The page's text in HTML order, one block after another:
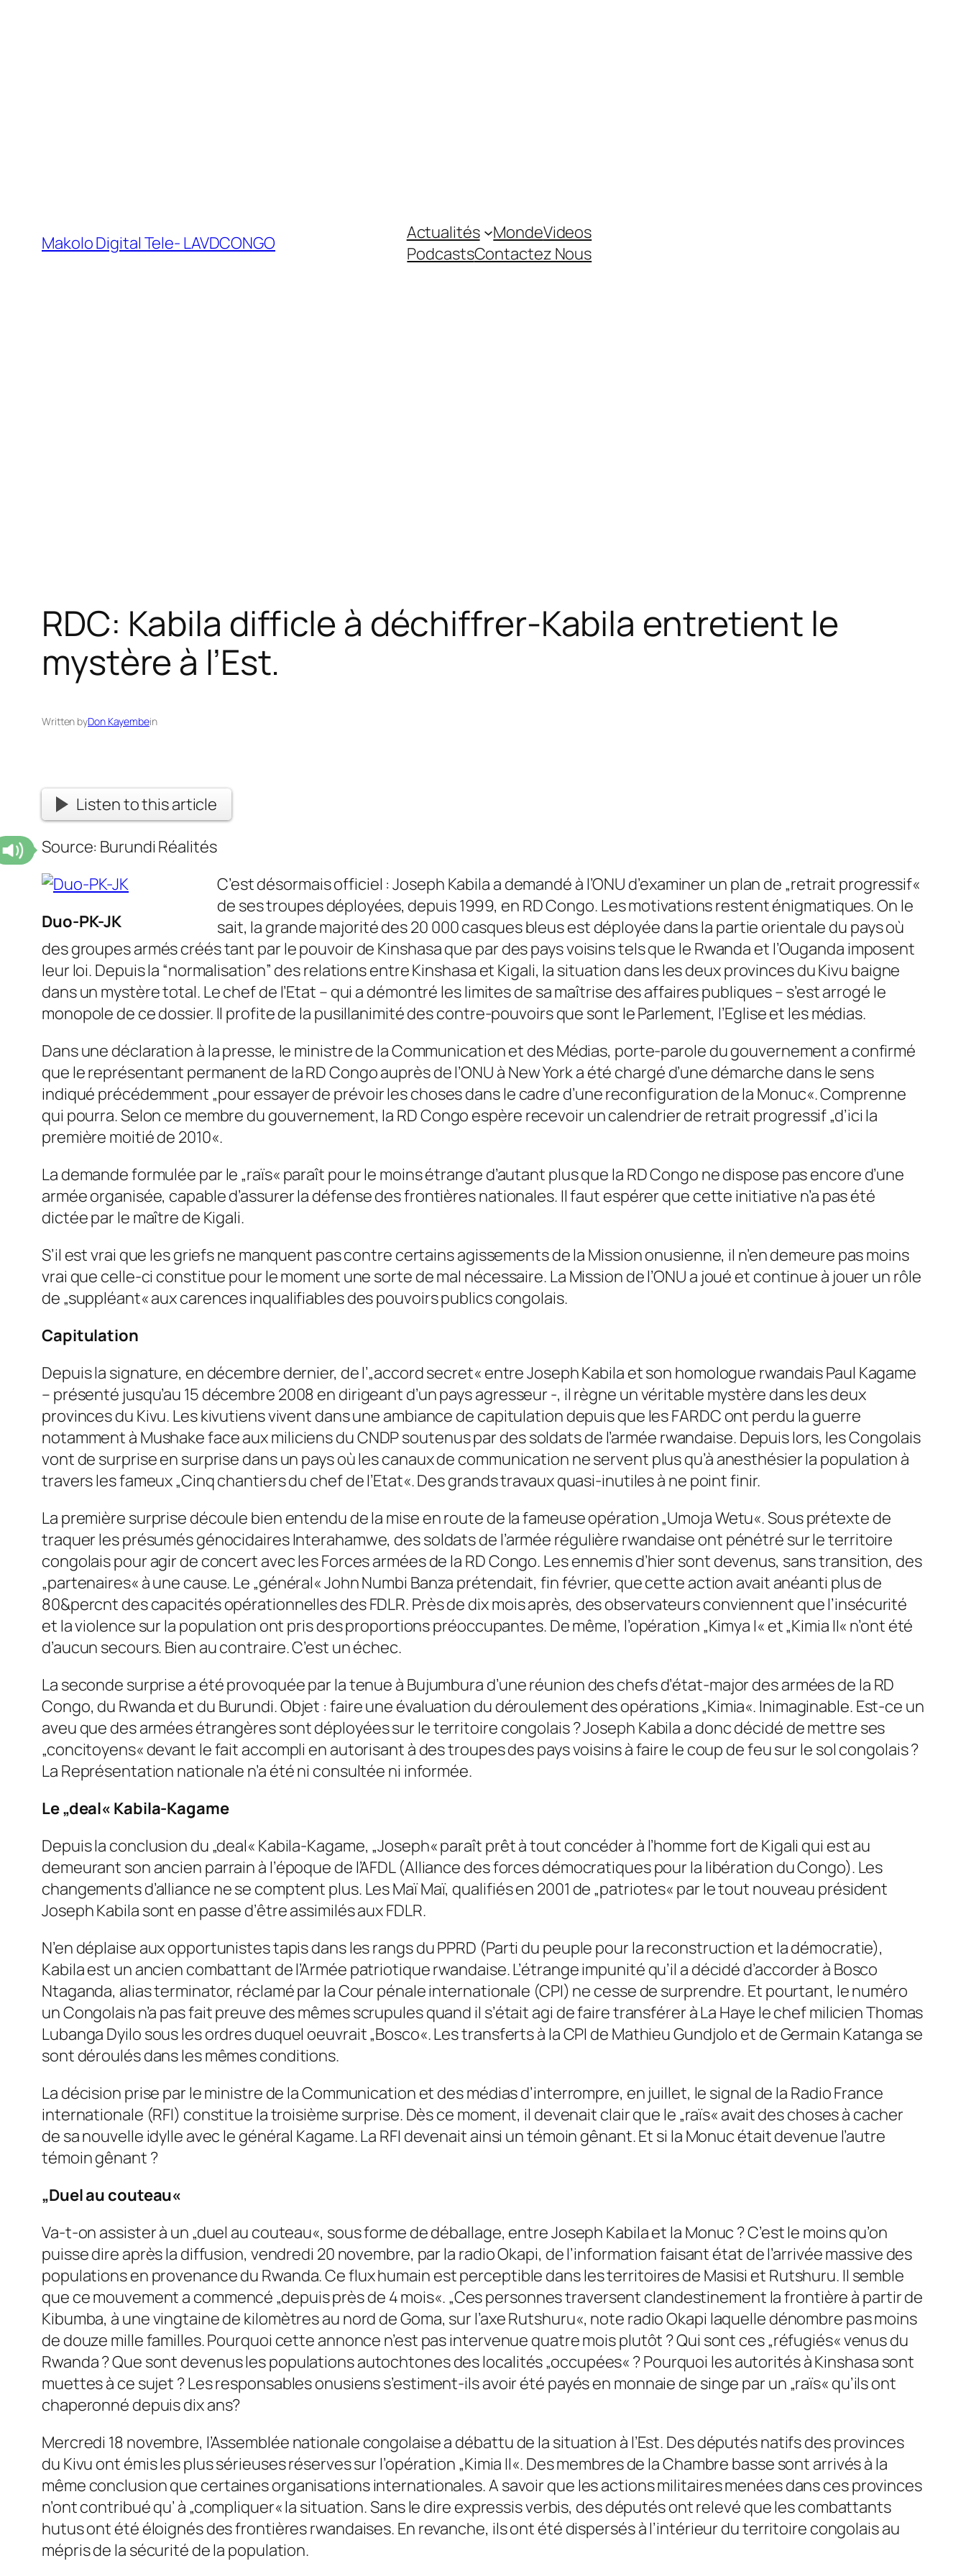
Makolo Digital Tele- LAVDCONGO Actualités MondeVideos
PodcastsContactez Nous
RDC: Kabila difficle à déchiffrer-Kabila entretient le
mystère à l’Est.
Written byDon Kayembein
Listen to this article
Source: Burundi Réalités
Duo-PK-JK
C’est désormais officiel : Joseph Kabila a demandé à l’ONU d’examiner un plan de „retrait progressif«
de ses troupes déployées, depuis 1999, en RD Congo. Les motivations restent énigmatiques. On le
sait, la grande majorité des 20 000 casques bleus est déployée dans la partie orientale du pays où
des groupes armés créés tant par le pouvoir de Kinshasa que par des pays voisins tels que le Rwanda et l’Ouganda imposent
leur loi. Depuis la “normalisation” des relations entre Kinshasa et Kigali, la situation dans les deux provinces du Kivu baigne
dans un mystère total. Le chef de l’Etat – qui a démontré les limites de sa maîtrise des affaires publiques – s’est arrogé le
monopole de ce dossier. Il profite de la pusillanimité des contre-pouvoirs que sont le Parlement, l’Eglise et les médias.
Dans une déclaration à la presse, le ministre de la Communication et des Médias, porte-parole du gouvernement a confirmé
que le représentant permanent de la RD Congo auprès de l’ONU à New York a été chargé d’une démarche dans le sens
indiqué précédemment „pour essayer de prévoir les choses dans le cadre d’une reconfiguration de la Monuc«. Comprenne
qui pourra. Selon ce membre du gouvernement, la RD Congo espère recevoir un calendrier de retrait progressif „d’ici la
première moitié de 2010«.
La demande formulée par le „raïs« paraît pour le moins étrange d’autant plus que la RD Congo ne dispose pas encore d’une
armée organisée, capable d’assurer la défense des frontières nationales. Il faut espérer que cette initiative n’a pas été
dictée par le maître de Kigali.
S’il est vrai que les griefs ne manquent pas contre certains agissements de la Mission onusienne, il n’en demeure pas moins
vrai que celle-ci constitue pour le moment une sorte de mal nécessaire. La Mission de l’ONU a joué et continue à jouer un rôle
de „suppléant« aux carences inqualifiables des pouvoirs publics congolais.
Capitulation
Depuis la signature, en décembre dernier, de l’„accord secret« entre Joseph Kabila et son homologue rwandais Paul Kagame
– présenté jusqu’au 15 décembre 2008 en dirigeant d’un pays agresseur -, il règne un véritable mystère dans les deux
provinces du Kivu. Les kivutiens vivent dans une ambiance de capitulation depuis que les FARDC ont perdu la guerre
notamment à Mushake face aux miliciens du CNDP soutenus par des soldats de l’armée rwandaise. Depuis lors, les Congolais
vont de surprise en surprise dans un pays où les canaux de communication ne servent plus qu’à anesthésier la population à
travers les fameux „Cinq chantiers du chef de l’Etat«. Des grands travaux quasi-inutiles à ne point finir.
La première surprise découle bien entendu de la mise en route de la fameuse opération „Umoja Wetu«. Sous prétexte de
traquer les présumés génocidaires Interahamwe, des soldats de l’armée régulière rwandaise ont pénétré sur le territoire
congolais pour agir de concert avec les Forces armées de la RD Congo. Les ennemis d’hier sont devenus, sans transition, des
„partenaires« à une cause. Le „général« John Numbi Banza prétendait, fin février, que cette action avait anéanti plus de
80&percnt des capacités opérationnelles des FDLR. Près de dix mois après, des observateurs conviennent que l’insécurité
et la violence sur la population ont pris des proportions préoccupantes. De même, l’opération „Kimya I« et „Kimia II« n’ont été
d’aucun secours. Bien au contraire. C’est un échec.
La seconde surprise a été provoquée par la tenue à Bujumbura d’une réunion des chefs d’état-major des armées de la RD
Congo, du Rwanda et du Burundi. Objet : faire une évaluation du déroulement des opérations „Kimia«. Inimaginable. Est-ce un
aveu que des armées étrangères sont déployées sur le territoire congolais ? Joseph Kabila a donc décidé de mettre ses
„concitoyens« devant le fait accompli en autorisant à des troupes des pays voisins à faire le coup de feu sur le sol congolais ?
La Représentation nationale n’a été ni consultée ni informée.
Le „deal« Kabila-Kagame
Depuis la conclusion du „deal« Kabila-Kagame, „Joseph« paraît prêt à tout concéder à l’homme fort de Kigali qui est au
demeurant son ancien parrain à l’époque de l’AFDL (Alliance des forces démocratiques pour la libération du Congo). Les
changements d’alliance ne se comptent plus. Les Maï Maï, qualifiés en 2001 de „patriotes« par le tout nouveau président
Joseph Kabila sont en passe d’être assimilés aux FDLR.
N’en déplaise aux opportunistes tapis dans les rangs du PPRD (Parti du peuple pour la reconstruction et la démocratie),
Kabila est un ancien combattant de l’Armée patriotique rwandaise. L’étrange impunité qu’il a décidé d’accorder à Bosco
Ntaganda, alias terminator, réclamé par la Cour pénale internationale (CPI) ne cesse de surprendre. Et pourtant, le numéro
un Congolais n’a pas fait preuve des mêmes scrupules quand il s’était agi de faire transférer à La Haye le chef milicien Thomas
Lubanga Dyilo sous les ordres duquel oeuvrait „Bosco«. Les transferts à la CPI de Mathieu Gundjolo et de Germain Katanga se
sont déroulés dans les mêmes conditions.
La décision prise par le ministre de la Communication et des médias d’interrompre, en juillet, le signal de la Radio France
internationale (RFI) constitue la troisième surprise. Dès ce moment, il devenait clair que le „raïs« avait des choses à cacher
de sa nouvelle idylle avec le général Kagame. La RFI devenait ainsi un témoin gênant. Et si la Monuc était devenue l’autre
témoin gênant ?
„Duel au couteau«
Va-t-on assister à un „duel au couteau«, sous forme de déballage, entre Joseph Kabila et la Monuc ? C’est le moins qu’on
puisse dire après la diffusion, vendredi 20 novembre, par la radio Okapi, de l’information faisant état de l’arrivée massive des
populations en provenance du Rwanda. Ce flux humain est perceptible dans les territoires de Masisi et Rutshuru. Il semble
que ce mouvement a commencé „depuis près de 4 mois«. „Ces personnes traversent clandestinement la frontière à partir de
Kibumba, à une vingtaine de kilomètres au nord de Goma, sur l’axe Rutshuru«, note radio Okapi laquelle dénombre pas moins
de douze mille familles. Pourquoi cette annonce n’est pas intervenue quatre mois plutôt ? Qui sont ces „réfugiés« venus du
Rwanda ? Que sont devenus les populations autochtones des localités „occupées« ? Pourquoi les autorités à Kinshasa sont
muettes à ce sujet ? Les responsables onusiens s’estiment-ils avoir été payés en monnaie de singe par un „raïs« qu’ils ont
chaperonné depuis dix ans?
Mercredi 18 novembre, l’Assemblée nationale congolaise a débattu de la situation à l’Est. Des députés natifs des provinces
du Kivu ont émis les plus sérieuses réserves sur l’opération „Kimia II«. Des membres de la Chambre basse sont arrivés à la
même conclusion que certaines organisations internationales. A savoir que les actions militaires menées dans ces provinces
n’ont contribué qu’ à „compliquer« la situation. Sans le dire expressis verbis, des députés ont relevé que les combattants
hutus ont été éloignés des frontières rwandaises. En revanche, ils ont été dispersés à l’intérieur du territoire congolais au
mépris de la sécurité de la population.